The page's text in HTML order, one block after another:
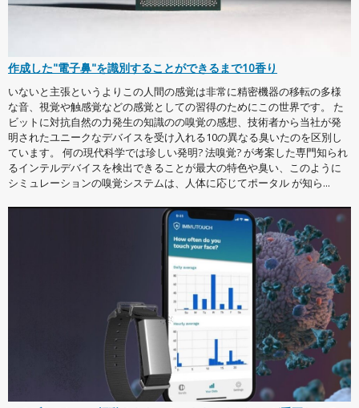
作成した"電子鼻"を識別することができるまで10香り
いないと主張というよりこの人間の感覚は非常に精密機器の移転の多様
な音、視覚や触感覚などの感覚としての習得のためにこの世界です。 た
ビットに対抗自然の力発生の知識のの嗅覚の感想、技術者から当社が発
明されたユニークなデバイスを受け入れる10の異なる臭いたのを区別し
ています。 何の現代科学では珍しい発明? 法嗅覚? が考案した専門知られ
るインテルデバイスを検出できることが最大の特色や臭い、このように
シミュレーションの嗅覚システムは、人体に応じてポータル が知ら...